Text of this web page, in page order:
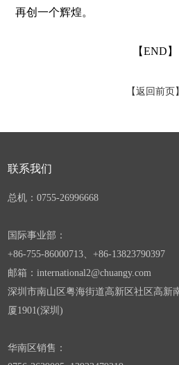
再创一个辉煌。
【END】
【返回前页】
联系我们
总机：0755-26996668
国际事业部：
+86-755-86000713、+86-13823790397
邮箱：international2@chuangy.com
深圳市南山区粤海街道高新区社区高新
厦1901(深圳)
华南 区销售：